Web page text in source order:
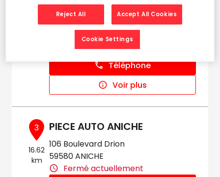
2 PIECES AUTO CAUDRY
25 Rue de Saint Quentin
59540 CAUDRY
Fermé actuellement
Téléphone
Voir plus
3
16.62
km
PIECE AUTO ANICHE
106 Boulevard Drion
59580 ANICHE
Fermé actuellement
Reject All Accept All Cookies
Cookie Settings